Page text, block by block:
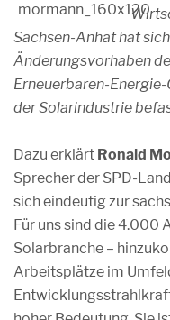
Sachsen-Anhat hat
Änderungsvorhaben
Erneuerbaren-Energie-
der Solarindustrie
Dazu erklärt Ronald
Sprecher der SPD-
sich eindeutig zur
Für uns sind die 4.000
Solarbranche –
Arbeitsplätze im